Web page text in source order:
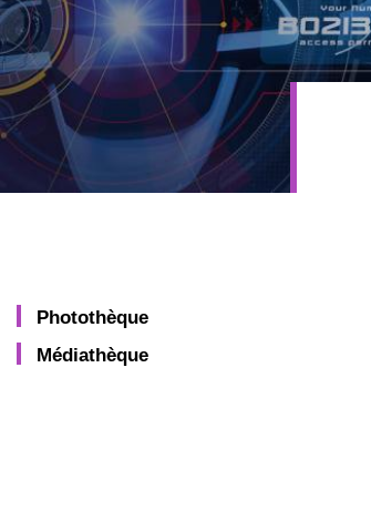
Photothèque
Médiathèque